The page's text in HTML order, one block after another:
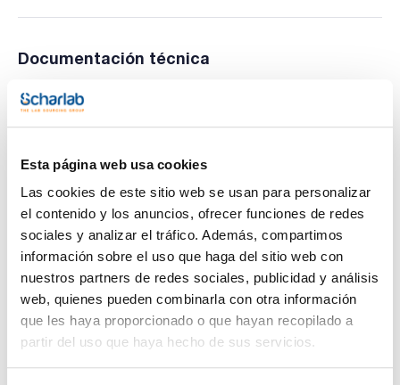
Esta página web usa cookies
Las cookies de este sitio web se usan para personalizar
el contenido y los anuncios, ofrecer funciones de redes
sociales y analizar el tráfico. Además, compartimos
información sobre el uso que haga del sitio web con
nuestros partners de redes sociales, publicidad y análisis
web, quienes pueden combinarla con otra información
que les haya proporcionado o que hayan recopilado a
partir del uso que haya hecho de sus servicios.
Documentación técnica
TDS / Ficha técnica
Regístrate para
Regístrate para
descargas
productos marca Scharlau habitualmente en stock,
listos para una entrega inmediata.